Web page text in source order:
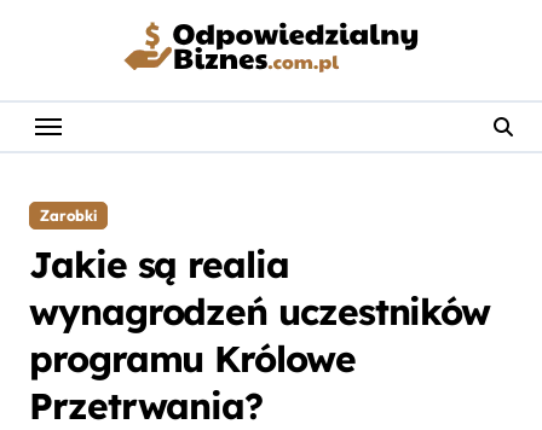
Zarobki
Jakie są realia
wynagrodzeń uczestników
programu Królowe
Przetrwania?